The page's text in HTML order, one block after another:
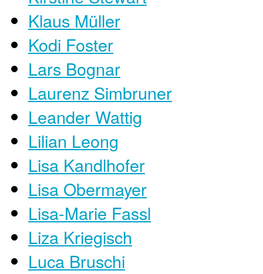
Klaus Müller
Kodi Foster
Lars Bognar
Laurenz Simbruner
Leander Wattig
Lilian Leong
Lisa Kandlhofer
Lisa Obermayer
Lisa-Marie Fassl
Liza Kriegisch
Luca Bruschi